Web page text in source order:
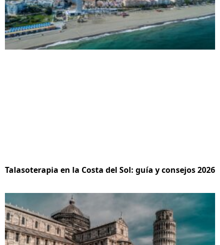
Talasoterapia en la Costa del Sol: guía y consejos 2026